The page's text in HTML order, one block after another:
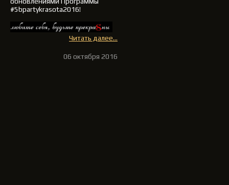
#5bpartykrasota2016!
Читать далее...
06 октября 2016